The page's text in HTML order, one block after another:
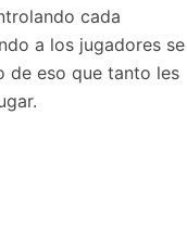
cada
a los jugadores se
de eso que tanto les